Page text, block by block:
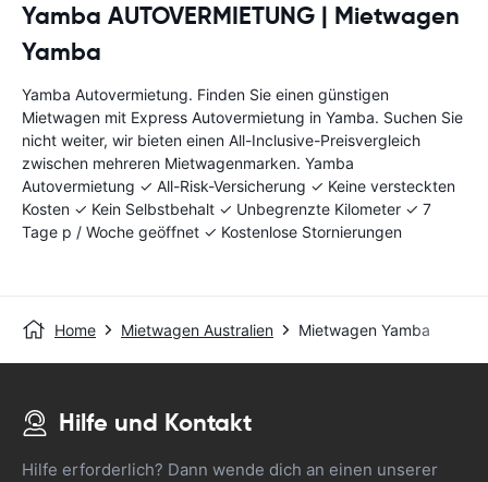
Yamba AUTOVERMIETUNG | Mietwagen
Yamba
Yamba Autovermietung. Finden Sie einen günstigen
Mietwagen mit Express Autovermietung in Yamba. Suchen Sie
nicht weiter, wir bieten einen All-Inclusive-Preisvergleich
zwischen mehreren Mietwagenmarken. Yamba
Autovermietung ✓ All-Risk-Versicherung ✓ Keine versteckten
Kosten ✓ Kein Selbstbehalt ✓ Unbegrenzte Kilometer ✓ 7
Tage p / Woche geöffnet ✓ Kostenlose Stornierungen
Home Mietwagen Australien Mietwagen Yamba
Hilfe und Kontakt
Hilfe erforderlich? Dann wende dich an einen unserer